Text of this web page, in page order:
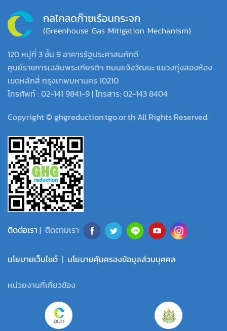
120 หมู่ที่ 3 ชั้น 9 อาคารรัฐประศาสนภักดี
ศูนย์ราชการเฉลิมพระเกียรติฯ ถนนแจ้งวัฒนะ แขวงทุ่งสองห้อง
เขตหลักสี่ กรุงเทพมหานคร 10210
โทรศัพท์ : 02-141 9841-9 | โทรสาร: 02-143 8404
Copyright © ghgreduction.tgo.or.th All Rights Reserved.
ติดต่อเรา | ติดตามเรา
นโยบายเว็บไซต์ | นโยบายคุ้มครองข้อมูลส่วนบุคคล
หน่วยงานที่เกี่ยวข้อง